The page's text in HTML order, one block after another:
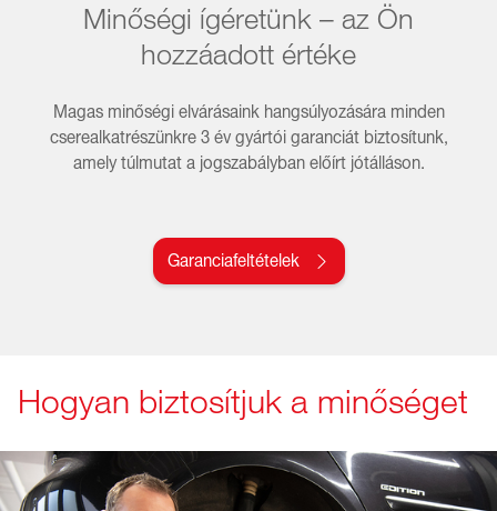
Minőségi ígéretünk – az Ön
hozzáadott értéke
Magas minőségi elvárásaink hangsúlyozására minden
cserealkatrészünkre 3 év gyártói garanciát biztosítunk,
amely túlmutat a jogszabályban előírt jótálláson.
Garanciafeltételek
Hogyan biztosítjuk a minőséget